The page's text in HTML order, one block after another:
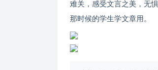
难关，感受文言之美，无
那时候的学生学文章用。